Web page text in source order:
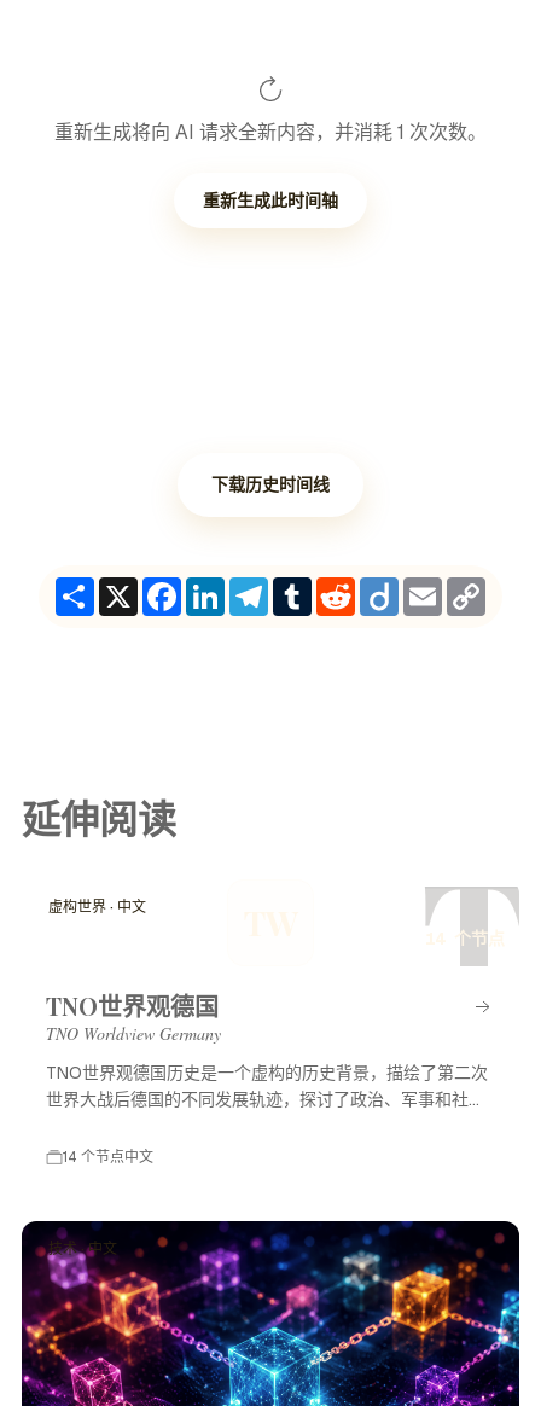
重新生成将向 AI 请求全新内容，并消耗 1 次次数。
重新生成此时间轴
下载历史时间线
ShareX Facebook
LinkedInTelegram
TumblrRedditDiigoEmail
延伸阅读
T
虚构世界 · 中文
14 个节点
TNO世界观德国
TNO Worldview Germany
TNO世界观德国历史是一个虚构的历史背景，描绘了第二次
世界大战后德国的不同发展轨迹，探讨了政治、军事和社会
14 个节点中文
技术 · 中文